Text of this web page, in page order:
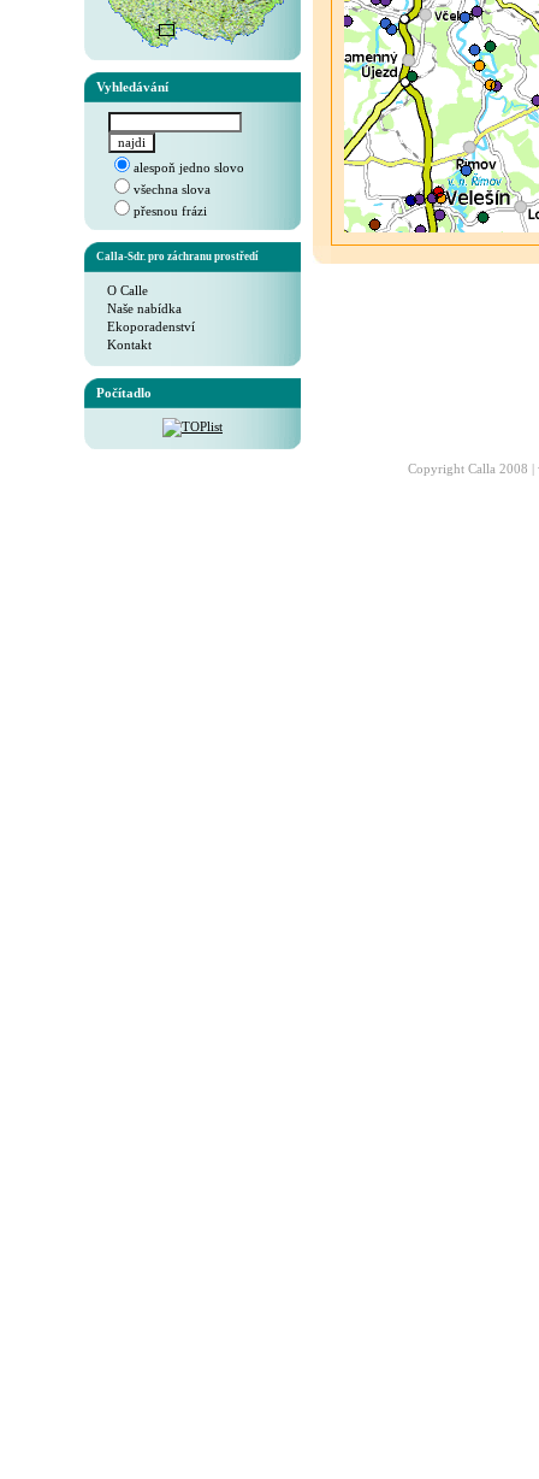
Vyhledávání
alespoň jedno slovo
všechna slova
přesnou frázi
Calla-Sdr. pro záchranu prostředí
O Calle
Naše nabídka
Ekoporadenství
Kontakt
Počítadlo
Copyright Calla 2008 |